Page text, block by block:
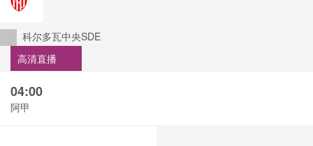
科尔多瓦中央SDE
高清直播
04:00
阿甲